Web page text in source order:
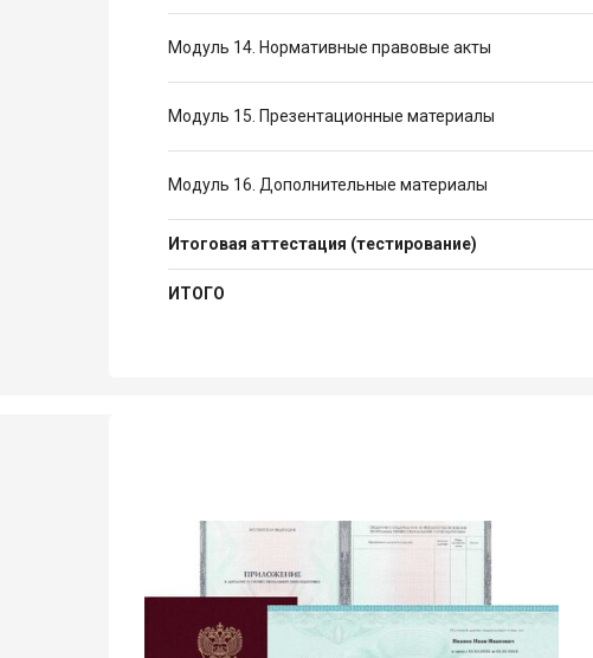
Модуль 14. Нормативные правовые акты
Модуль 15. Презентационные материалы
Модуль 16. Дополнительные материалы
Итоговая аттестация (тестирование)
ИТОГО